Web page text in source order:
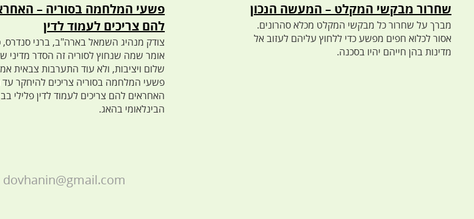
שחרור מבקשי המקלט – המעשה הנכון
מברך על שחרור כל מבקשי המקלט מכלא סהרונים.
אסור לכלוא חפים מפשע כדי ללחוץ עליהם לעזוב אל
מדינות בהן חייהם יהיו בסכנה.
פשעי המלחמה בסוריה –
להם צריכים לעמוד לדין
צודק מנהיג השמאל בארה"ב, ברני
אומר שמה שנחוץ לסוריה זה הסדר מדיני
שלום ויציבות, ולא עוד התערבות צבאית
פשעי המלחמה בסוריה צריכים להיחקר עד
האחראים להם צריכים לעמוד לדין פלילי
הבינלאומי בהאג.
dovhanin@gmail.com